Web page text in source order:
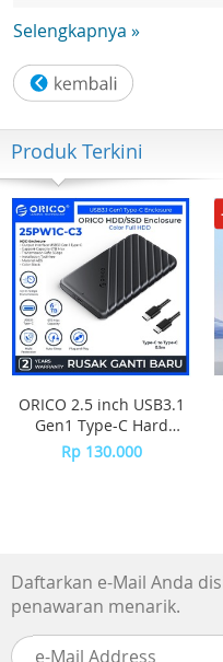
Bobot ; 30g
Bahan casing dan bezel ;
Tali Jam Tangan Resin
Konstruksi ; Tahan
Ketahanan air 100 meter
Perkiraan masa pakai
Kaca Mineral
Ukuran tali yang
- Kapasitas
pertama)
Selengkapnya »
Produk Terkini
ORICO 2.5 inch USB3.1
Gen1 Type-C Hard
Drive Enclosure -
25PW1C-C3
Rp 130.000
Daftarkan e-Mail Anda
penawaran menarik.